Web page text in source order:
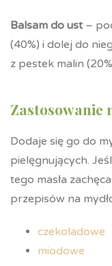
Balsam do ust–
(40%) i dolej do
z pestek malin
Zastosowanie
Dodaje się go do
pielęgnujących.
tego masła
przepisów na
czekoladowe
miodowe